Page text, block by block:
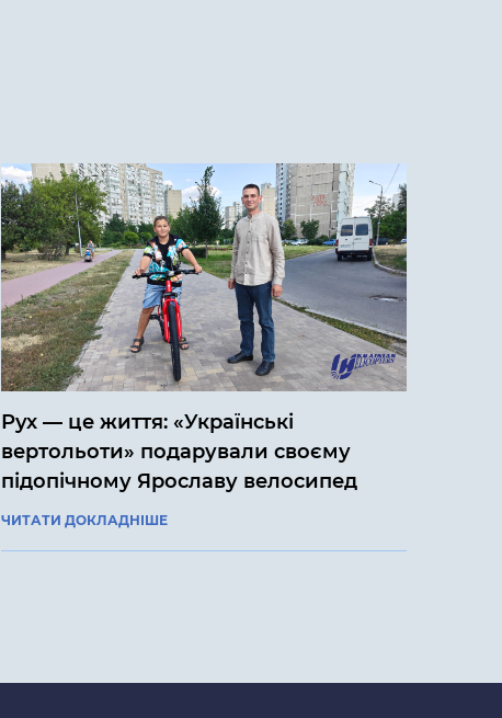
Рух — це життя: «Українські
вертольоти» подарували своєму
підопічному Ярославу велосипед
ЧИТАТИ ДОКЛАДНІШЕ